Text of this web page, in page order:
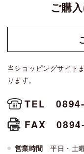
ご購
当ショッピングサイト
ります。
TEL
FAX
営業時間 平日・土